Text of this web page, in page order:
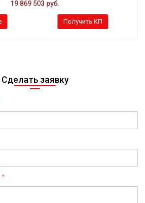
19 869 503 руб.
Получить КП
Сделать заявку
*